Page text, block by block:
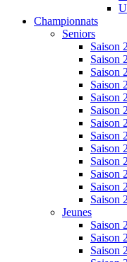
Championnats
Seniors
Saison
Saison
Saison
Saison
Saison
Saison
Saison
Saison
Saison
Saison
Saison
Saison
Saison
Jeunes
Saison
Saison
Saison